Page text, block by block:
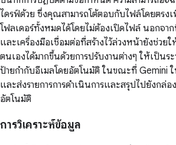
ไดรฟ์ด้วย ซึ่งคุณสามารถโต้ตอบกับไฟล์โดยตร
โฟลเดอร์ทั้งหมดได้โดยไม่ต้องเปิดไฟล์ นอกจา
และเครื่องมือเชื่อมต่อที่สร้างไว้ล่วงหน้ายังช่วย
ตนเองได้มากขึ้นด้วยการปรับงานต่างๆ ให้เป็นร
ป้ายกำกับอีเมลโดยอัตโนมัติ ในขณะที่ Gemini
และส่งรายการการดำเนินการและสรุปไปยังกล่
อัตโนมัติ
การวิเคราะห์ข้อมูล